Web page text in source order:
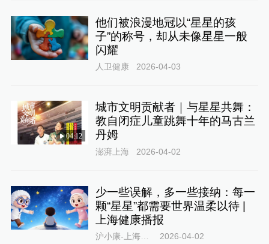
他们被浪漫地冠以“星星的孩
子”的称号，却从未像星星一般
闪耀
人卫健康 2026-04-03
04:12
城市文明贡献者｜与星星共舞：
教自闭症儿童跳舞十年的马古兰
丹姆
澎湃上海 2026-04-02
少一些误解，多一些接纳：每一
颗“星星”都需要世界温柔以待 |
上海健康播报
沪小康-上海健康科普资源库 2026-04-02